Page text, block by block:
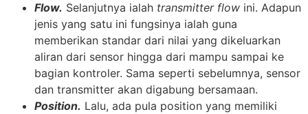
Flow. Selanjutnya ialah transmitter flow ini. Adapun
jenis yang satu ini fungsinya ialah guna
memberikan standar dari nilai yang dikeluarkan
aliran dari sensor hingga dari mampu sampai ke
bagian kontroler. Sama seperti sebelumnya, sensor
dan transmitter akan digabung bersamaan.
Position. Lalu, ada pula position yang memiliki